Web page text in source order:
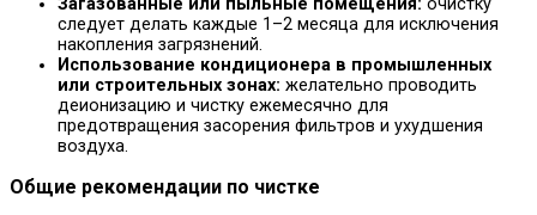
следует делать каждые 1–2 месяца для исключения
накопления загрязнений.
Использование кондиционера в промышленных
или строительных зонах: желательно проводить
деионизацию и чистку ежемесячно для
предотвращения засорения фильтров и ухудшения
воздуха.
Общие рекомендации по чистке